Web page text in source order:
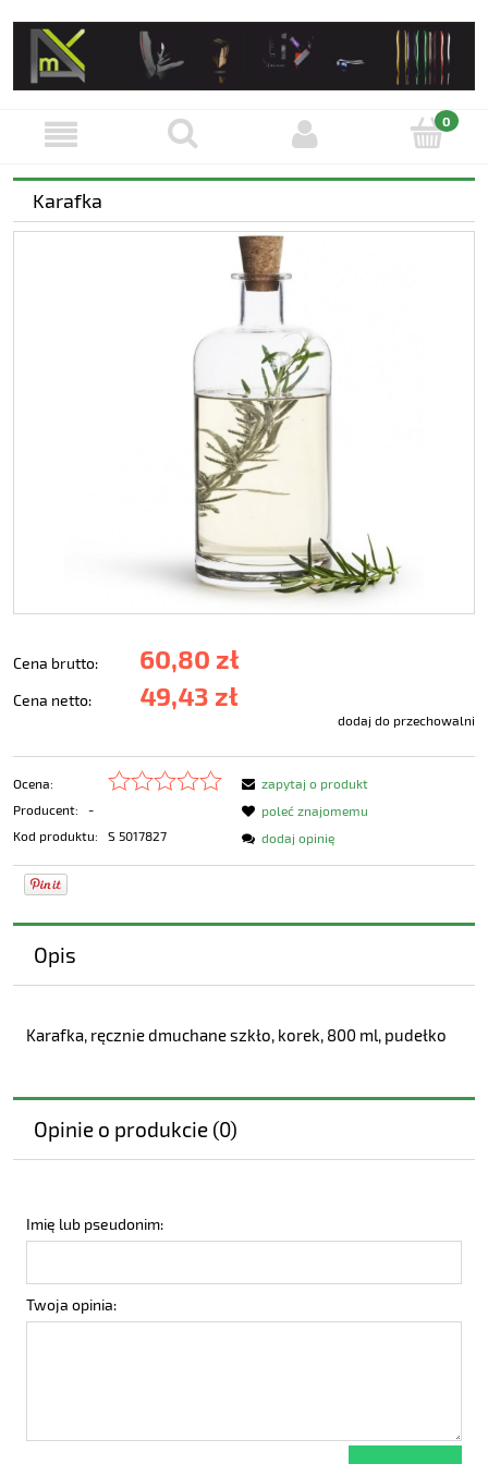
Karafka
Cena brutto: 60,80 zł
Cena netto: 49,43 zł
dodaj do przechowalni
Ocena:
Producent:
-
Kod produktu:
S 5017827
zapytaj o produkt
poleć znajomemu
dodaj opinię
Opis
Karafka, ręcznie dmuchane szkło, korek, 800 ml, pudełko
Opinie o produkcie (0)
Imię lub pseudonim:
Twoja opinia: